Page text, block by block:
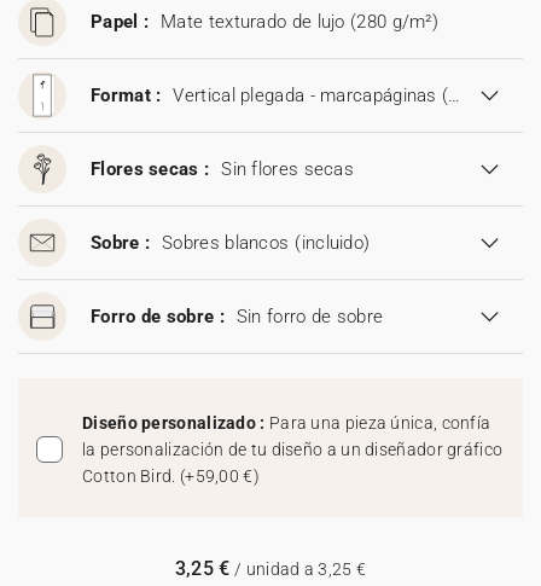
Papel : Mate texturado de lujo (280 g/m²)
Format : Vertical plegada - marcapáginas (9,5 x 21 cm)
Flores secas : Sin flores secas
Sobre : Sobres blancos (incluido)
Forro de sobre : Sin forro de sobre
Diseño personalizado : Para una pieza única, confía
la personalización de tu diseño a un diseñador gráfico
Cotton Bird. (+59,00 €)
3,25 € / unidad a 3,25 €